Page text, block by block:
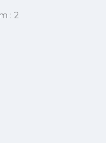
: 2